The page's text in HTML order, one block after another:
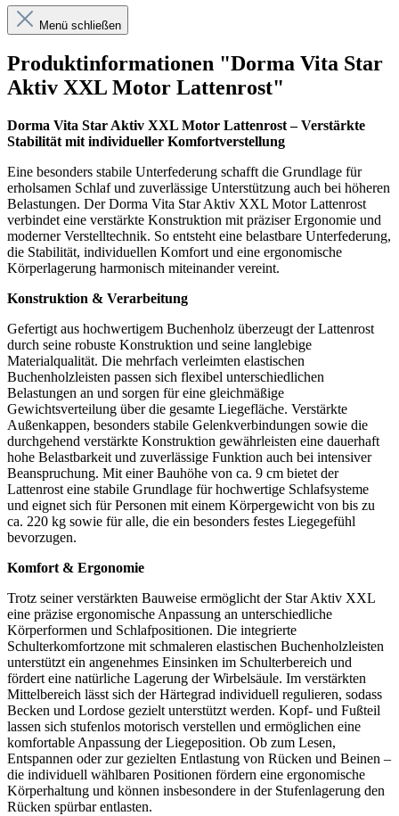
Menü schließen
Produktinformationen "Dorma Vita Star
Aktiv XXL Motor Lattenrost"
Dorma Vita Star Aktiv XXL Motor Lattenrost – Verstärkte
Stabilität mit individueller Komfortverstellung
Eine besonders stabile Unterfederung schafft die Grundlage für
erholsamen Schlaf und zuverlässige Unterstützung auch bei höheren
Belastungen. Der Dorma Vita Star Aktiv XXL Motor Lattenrost
verbindet eine verstärkte Konstruktion mit präziser Ergonomie und
moderner Verstelltechnik. So entsteht eine belastbare Unterfederung,
die Stabilität, individuellen Komfort und eine ergonomische
Körperlagerung harmonisch miteinander vereint.
Konstruktion & Verarbeitung
Gefertigt aus hochwertigem Buchenholz überzeugt der Lattenrost
durch seine robuste Konstruktion und seine langlebige
Materialqualität. Die mehrfach verleimten elastischen
Buchenholzleisten passen sich flexibel unterschiedlichen
Belastungen an und sorgen für eine gleichmäßige
Gewichtsverteilung über die gesamte Liegefläche. Verstärkte
Außenkappen, besonders stabile Gelenkverbindungen sowie die
durchgehend verstärkte Konstruktion gewährleisten eine dauerhaft
hohe Belastbarkeit und zuverlässige Funktion auch bei intensiver
Beanspruchung. Mit einer Bauhöhe von ca. 9 cm bietet der
Lattenrost eine stabile Grundlage für hochwertige Schlafsysteme
und eignet sich für Personen mit einem Körpergewicht von bis zu
ca. 220 kg sowie für alle, die ein besonders festes Liegegefühl
bevorzugen.
Komfort & Ergonomie
Trotz seiner verstärkten Bauweise ermöglicht der Star Aktiv XXL
eine präzise ergonomische Anpassung an unterschiedliche
Körperformen und Schlafpositionen. Die integrierte
Schulterkomfortzone mit schmaleren elastischen Buchenholzleisten
unterstützt ein angenehmes Einsinken im Schulterbereich und
fördert eine natürliche Lagerung der Wirbelsäule. Im verstärkten
Mittelbereich lässt sich der Härtegrad individuell regulieren, sodass
Becken und Lordose gezielt unterstützt werden. Kopf- und Fußteil
lassen sich stufenlos motorisch verstellen und ermöglichen eine
komfortable Anpassung der Liegeposition. Ob zum Lesen,
Entspannen oder zur gezielten Entlastung von Rücken und Beinen –
die individuell wählbaren Positionen fördern eine ergonomische
Körperhaltung und können insbesondere in der Stufenlagerung den
Rücken spürbar entlasten.